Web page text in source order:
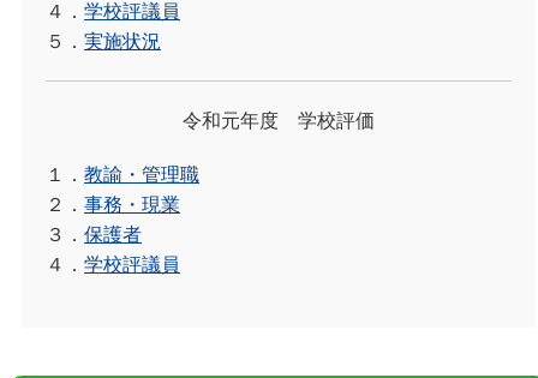
４． 学校評議員
５． 実施状況
令和元年度 学校評価
１． 教諭・管理職
２． 事務・現業
３． 保護者
４． 学校評議員